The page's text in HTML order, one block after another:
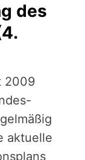
des
2009
aktuelle